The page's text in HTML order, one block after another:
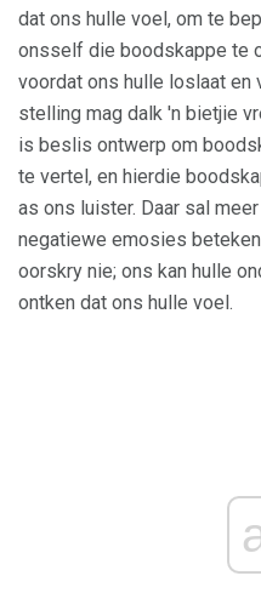
dat ons hulle voel, om te
onsself die boodskappe te
voordat ons hulle loslaat en
stelling mag dalk 'n bietjie
is beslis ontwerp om
te vertel, en hierdie
as ons luister. Daar sal
negatiewe emosies
oorskry nie; ons kan hulle
ontken dat ons hulle voel.